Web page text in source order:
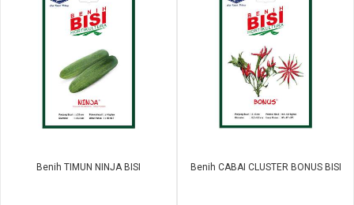
Benih TIMUN NINJA BISI Benih CABAI CLUSTER BONUS BISI